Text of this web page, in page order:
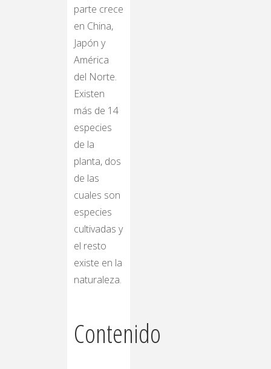
parte crece
en China,
Japón y
América
del Norte.
Existen
más de 14
especies
de la
planta, dos
de las
cuales son
especies
cultivadas y
el resto
existe en la
naturaleza.
Contenido